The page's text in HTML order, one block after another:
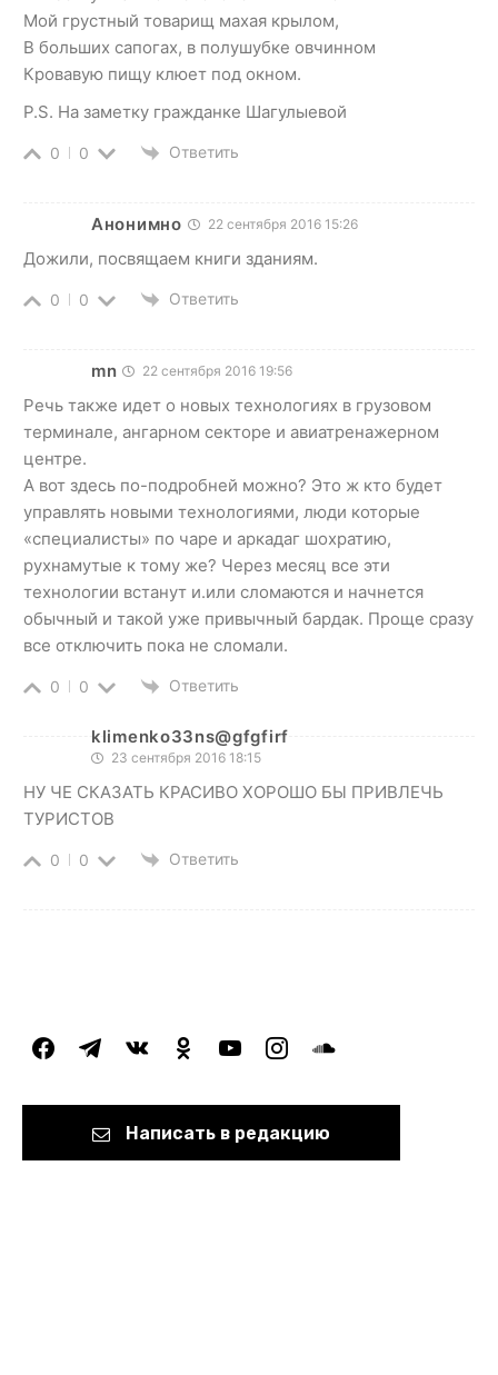
Мой грустный товарищ махая крылом,
В больших сапогах, в полушубке овчинном
Кровавую пищу клюет под окном.
P.S. На заметку гражданке Шагулыевой
0 0 Ответить
Анонимно 22 сентября 2016 15:26
Дожили, посвящаем книги зданиям.
0 0 Ответить
mn 22 сентября 2016 19:56
Речь также идет о новых технологиях в грузовом
терминале, ангарном секторе и авиатренажерном
центре.
А вот здесь по-подробней можно? Это ж кто будет
управлять новыми технологиями, люди которые
«специалисты» по чаре и аркадаг шохратию,
рухнамутые к тому же? Через месяц все эти
технологии встанут и.или сломаются и начнется
обычный и такой уже привычный бардак. Проще сразу
все отключить пока не сломали.
0 0 Ответить
klimenko33ns@gfgfirf
23 сентября 2016 18:15
НУ ЧЕ СКАЗАТЬ КРАСИВО ХОРОШО БЫ ПРИВЛЕЧЬ
ТУРИСТОВ
0 0 Ответить
facebooktelegramvkontakteodnoklassniki
youtubeinstagramsoundcloud
Написать в редакцию